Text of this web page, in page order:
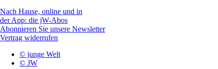
Nach Hause, online und in
der App: die jW-Abos
Abonnieren Sie unsere Newsletter
Vertrag widerrufen
© junge Welt
© JW